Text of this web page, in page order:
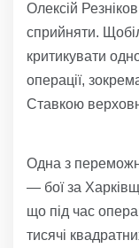
Олексій
сприйняти.
критикувати
операції,
Ставкою
Одна з
— бої за
що під час
тисячі